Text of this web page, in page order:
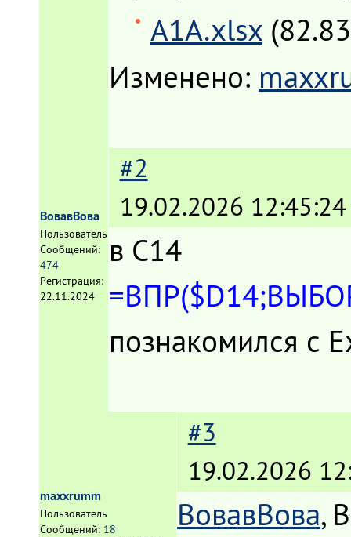
A1A.xlsx
Изменено:
ВовавВова
Пользователь
Сообщений:
474
Регистрация:
22.11.2024
#2
19.02.2026 12:45:24
в C14
познакомился с
maxxrumm
Пользователь
Сообщений: 18
#3
19.02.2026
ВовавВова,